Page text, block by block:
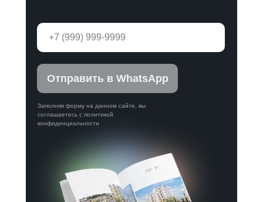
Заполняя форму на данном сайте, вы
соглашаетесь с политикой
конфиденциальности
Отправить в WhatsApp